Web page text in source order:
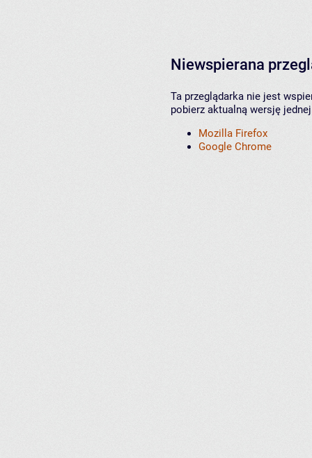
Niewspierana
Ta przeglądarka nie jest
pobierz aktualną wersję
Mozilla Firefox
Google Chrome